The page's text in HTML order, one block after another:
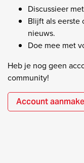
Discussieer
Blijft als eerste
nieuws.
Doe mee met
Heb je nog geen
community!
Account